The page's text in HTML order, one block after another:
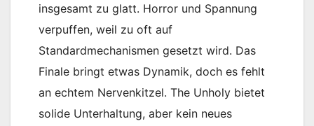
insgesamt zu glatt. Horror und Spannung
verpuffen, weil zu oft auf
Standardmechanismen gesetzt wird. Das
Finale bringt etwas Dynamik, doch es fehlt
an echtem Nervenkitzel. The Unholy bietet
solide Unterhaltung, aber kein neues